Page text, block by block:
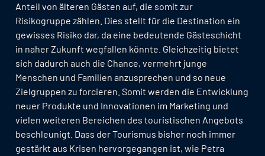
Anteil von älteren Gästen auf, die somit zur
Risikogruppe zählen. Dies stellt für die Destination ein
gewisses Risiko dar, da eine bedeutende Gästeschicht
in naher Zukunft wegfallen könnte. Gleichzeitig bietet
sich dadurch auch die Chance, vermehrt junge
Menschen und Familien anzusprechen und so neue
Zielgruppen zu forcieren. Somit werden die Entwicklung
neuer Produkte und Innovationen im Marketing und
vielen weiteren Bereichen des touristischen Angebots
beschleunigt. Dass der Tourismus bisher noch immer
gestärkt aus Krisen hervorgegangen ist, wie Petra